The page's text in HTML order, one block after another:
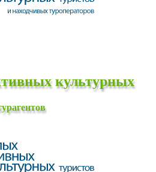
культурных